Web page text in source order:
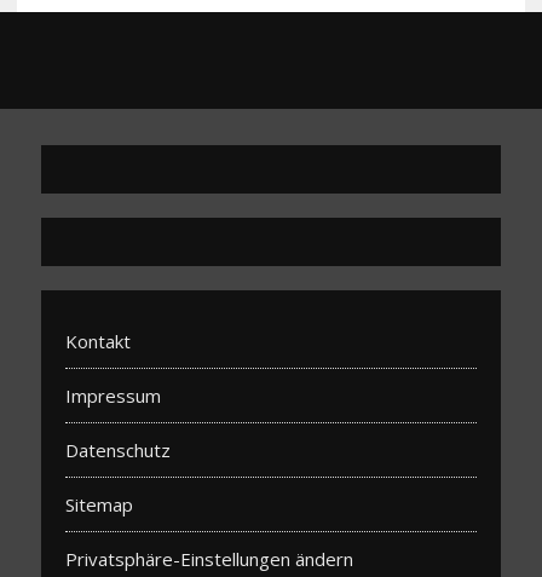
Kontakt
Impressum
Datenschutz
Sitemap
Privatsphäre-Einstellungen ändern